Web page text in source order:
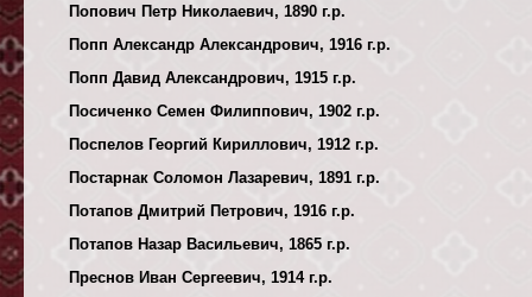
Попович Петр Николаевич, 1890 г.р.
Попп Александр Александрович, 1916 г.р.
Попп Давид Александрович, 1915 г.р.
Посиченко Семен Филиппович, 1902 г.р.
Поспелов Георгий Кириллович, 1912 г.р.
Постарнак Соломон Лазаревич, 1891 г.р.
Потапов Дмитрий Петрович, 1916 г.р.
Потапов Назар Васильевич, 1865 г.р.
Преснов Иван Сергеевич, 1914 г.р.